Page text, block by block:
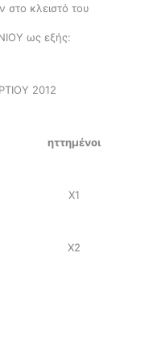
κλειστό του
ως εξής:
2012
ηττημένοι
Χ1
Χ2